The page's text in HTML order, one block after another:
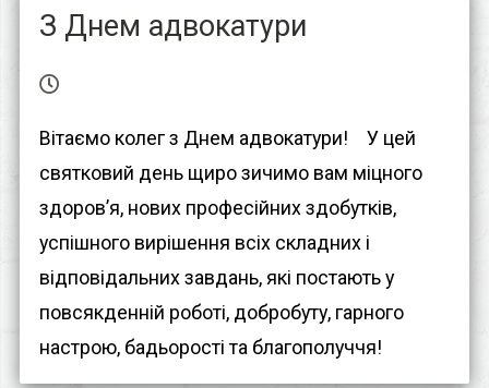
З Днем адвокатури
Вітаємо колег з Днем адвокатури!⠀ У цей
святковий день щиро зичимо вам міцного
здоров’я, нових професійних здобутків,
успішного вирішення всіх складних і
відповідальних завдань, які постають у
повсякденній роботі, добробуту, гарного
настрою, бадьорості та благополуччя!⠀